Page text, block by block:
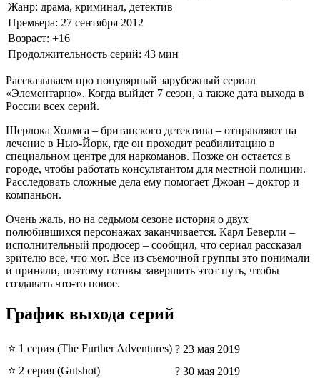
Жанр: драма, криминал, детектив
Премьера: 27 сентября 2012
Возраст: +16
Продолжительность серий: 43 мин
Рассказываем про популярный зарубежный сериал
«Элементарно». Когда выйдет 7 сезон, а также дата выхода в
России всех серий.
Шерлока Холмса – британского детектива – отправляют на
лечение в Нью-Йорк, где он проходит реабилитацию в
специальном центре для наркоманов. Позже он остается в
городе, чтобы работать консультантом для местной полиции.
Расследовать сложные дела ему помогает Джоан – доктор и
компаньон.
Очень жаль, но на седьмом сезоне история о двух
полюбившихся персонажах заканчивается. Карл Беверли –
исполнительный продюсер – сообщил, что сериал рассказал
зрителю все, что мог. Все из съемочной группы это понимали
и приняли, поэтому готовы завершить этот путь, чтобы
создавать что-то новое.
График выхода серий
⭐ 1 серия (The Further Adventures) ? 23 мая 2019
⭐ 2 серия (Gutshot)
? 30 мая 2019